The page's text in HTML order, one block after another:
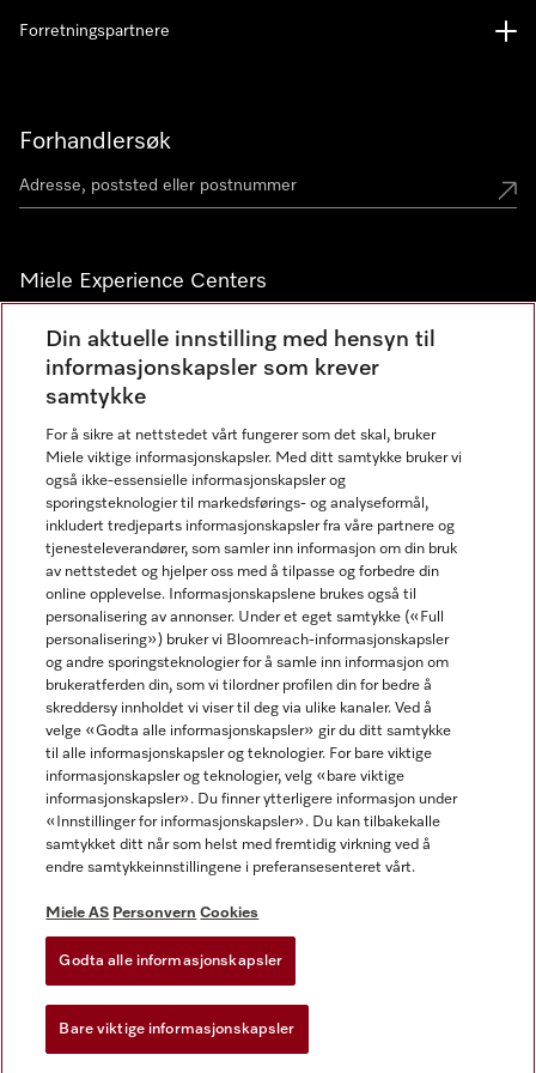
Forhandlersøk
Miele Experience Centers
Miele Experience Center Nesbru
Miele Outlet Nesbru
Nyhetsbrev
Forretningspartnere
Miele AS
Vilkår og betingelser
Vilkår for bruk
Miele tilgjengelighetserklæring
Miele på Facebook
Miele på Youtube
Miele på Instagram
Din aktuelle innstilling med hensyn til
informasjonskapsler som krever
samtykke
For å sikre at nettstedet vårt fungerer som det skal, bruker
Miele viktige informasjonskapsler. Med ditt samtykke bruker vi
også ikke-essensielle informasjonskapsler og
sporingsteknologier til markedsførings- og analyseformål,
inkludert tredjeparts informasjonskapsler fra våre partnere og
tjenesteleverandører, som samler inn informasjon om din bruk
av nettstedet og hjelper oss med å tilpasse og forbedre din
online opplevelse. Informasjonskapslene brukes også til
personalisering av annonser. Under et eget samtykke («Full
personalisering») bruker vi Bloomreach-informasjonskapsler
og andre sporingsteknologier for å samle inn informasjon om
brukeratferden din, som vi tilordner profilen din for bedre å
skreddersy innholdet vi viser til deg via ulike kanaler. Ved å
velge «Godta alle informasjonskapsler» gir du ditt samtykke
til alle informasjonskapsler og teknologier. For bare viktige
informasjonskapsler og teknologier, velg «bare viktige
informasjonskapsler». Du finner ytterligere informasjon under
«Innstillinger for informasjonskapsler». Du kan tilbakekalle
samtykket ditt når som helst med fremtidig virkning ved å
endre samtykkeinnstillingene i preferansesenteret vårt.
Miele AS Personvern Cookies
Godta alle informasjonskapsler
Bare viktige informasjonskapsler